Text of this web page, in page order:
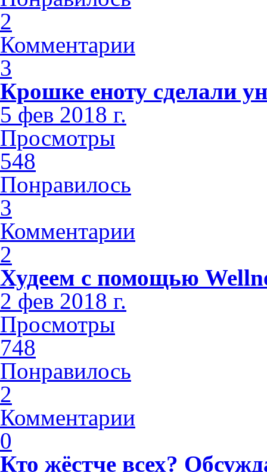
2
Комментарии
3
Крошке еноту сделали
5 фев 2018 г.
Просмотры
548
Понравилось
3
Комментарии
2
Худеем с помощью
2 фев 2018 г.
Просмотры
748
Понравилось
2
Комментарии
0
Кто жёстче всех?